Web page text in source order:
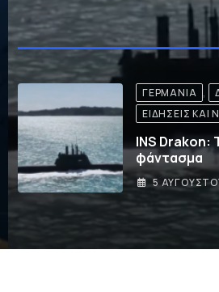
ΔΙΕΘΝΉ ,
Δεν βλέπει
της
4